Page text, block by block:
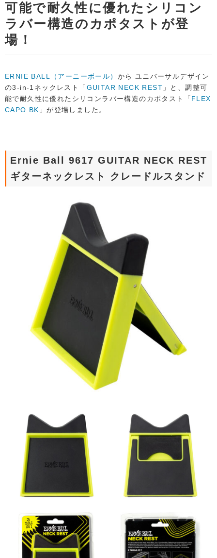
可能で耐久性に優れたシリコン
ラバー構造のカポタストが登
場！
ERNIE BALL（アーニーボール） から ユニバーサルデザイン
の3-in-1ネックレスト「 GUITAR NECK REST 」と、調整可
能で耐久性に優れたシリコンラバー構造のカポタスト「 FLEX
CAPO BK 」が登場しました。
Ernie Ball 9617 GUITAR NECK REST
ギターネックレスト クレードルスタンド